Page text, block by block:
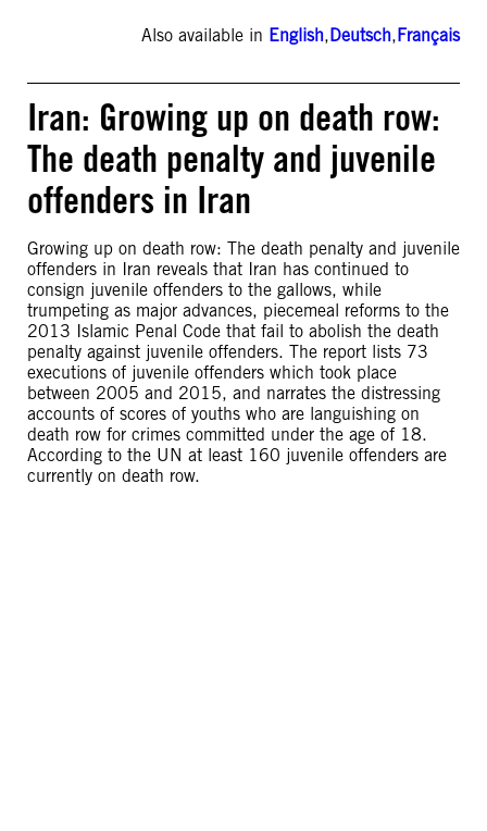
Also available in English,Deutsch,Français
Iran: Growing up on death row:
The death penalty and juvenile
offenders in Iran
Growing up on death row: The death penalty and juvenile
offenders in Iran reveals that Iran has continued to
consign juvenile offenders to the gallows, while
trumpeting as major advances, piecemeal reforms to the
2013 Islamic Penal Code that fail to abolish the death
penalty against juvenile offenders. The report lists 73
executions of juvenile offenders which took place
between 2005 and 2015, and narrates the distressing
accounts of scores of youths who are languishing on
death row for crimes committed under the age of 18.
According to the UN at least 160 juvenile offenders are
currently on death row.